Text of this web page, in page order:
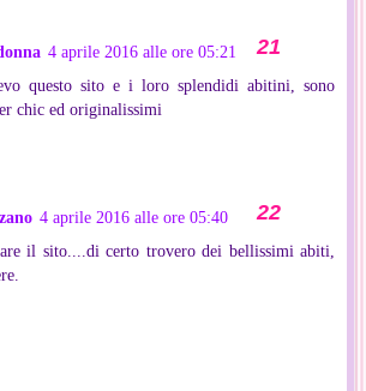
4 aprile 2016 alle ore 05:21
questo sito e i loro splendidi abitini, sono
chic ed originalissimi
4 aprile 2016 alle ore 05:40
il sito....di certo trovero dei bellissimi abiti,